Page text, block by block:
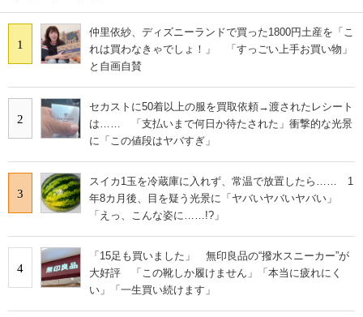
1
仲里依紗、ディズニーランドで買った1800円土産を「こ
れは買わなきゃでしょ！」 「すっごい上手お買い物」
と自画自賛
2
セカストに50着以上の服を買取依頼→渡されたレシート
は…… 「支払いまで何日か待たされた」衝撃的な光景
に「この値段はヤバすぎ」
3
スイカ1玉を冷蔵庫に入れず、常温で放置したら…… 1
年8カ月後、目を疑う光景に「ヤバいヤバいヤバい」
「えっ、こんな姿に……!?」
4
「15足も買いました」 無印良品の“撥水スニーカー”が
大好評 「この靴しか履けません」「本当に疲れにく
い」「一生買い続けます」